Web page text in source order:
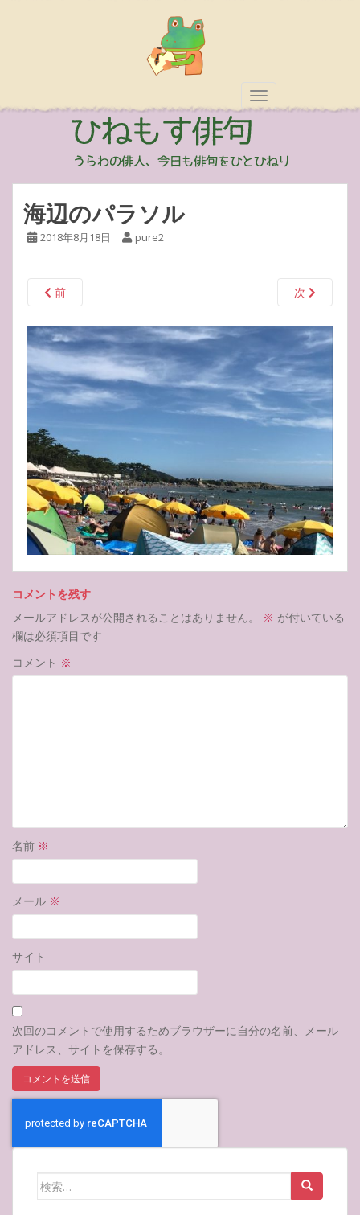
TOGGLE
海辺のパラソル
2018年8月18日 pure2
前 次
コメントを残す
メールアドレスが公開されることはありません。
※ が付いている
欄は必須項目です
コメント ※
名前 ※
メール ※
サイト
次回のコメントで使用するためブラウザーに自分の名前、メール
アドレス、サイトを保存する。
検